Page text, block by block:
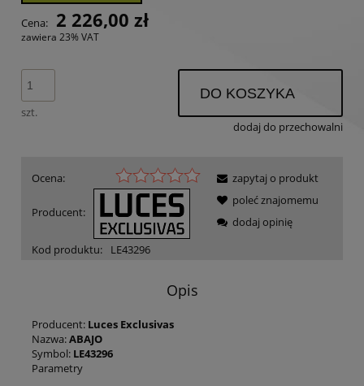
Cena: 2 226,00 zł
zawiera 23% VAT
szt.
DO KOSZYKA
dodaj do przechowalni
Ocena:
Producent:
Kod produktu: LE43296
zapytaj o produkt
poleć znajomemu
dodaj opinię
Opis
Producent: Luces Exclusivas
Nazwa:ABAJO
Symbol: LE43296
Parametry